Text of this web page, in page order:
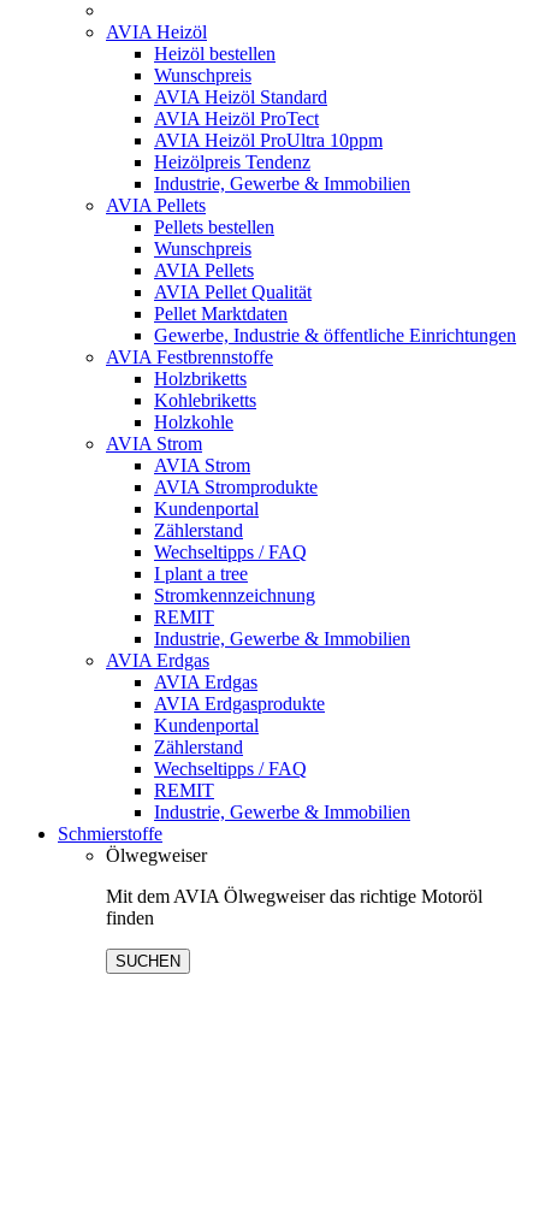
AVIA Heizöl
Heizöl bestellen
Wunschpreis
AVIA Heizöl Standard
AVIA Heizöl ProTect
AVIA Heizöl ProUltra 10ppm
Heizölpreis Tendenz
Industrie, Gewerbe & Immobilien
AVIA Pellets
Pellets bestellen
Wunschpreis
AVIA Pellets
AVIA Pellet Qualität
Pellet Marktdaten
Gewerbe, Industrie & öffentliche Einrichtungen
AVIA Festbrennstoffe
Holzbriketts
Kohlebriketts
Holzkohle
AVIA Strom
AVIA Strom
AVIA Stromprodukte
Kundenportal
Zählerstand
Wechseltipps / FAQ
I plant a tree
Stromkennzeichnung
REMIT
Industrie, Gewerbe & Immobilien
AVIA Erdgas
AVIA Erdgas
AVIA Erdgasprodukte
Kundenportal
Zählerstand
Wechseltipps / FAQ
REMIT
Industrie, Gewerbe & Immobilien
Schmierstoffe
Ölwegweiser
Mit dem AVIA Ölwegweiser das richtige Motoröl
finden
SUCHEN